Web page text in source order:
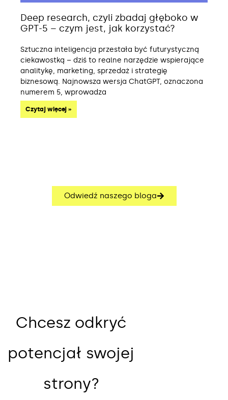
Deep research, czyli zbadaj głęboko w
GPT-5 – czym jest, jak korzystać?
Sztuczna inteligencja przestała być futurystyczną
ciekawostką – dziś to realne narzędzie wspierające
analitykę, marketing, sprzedaż i strategię
biznesową. Najnowsza wersja ChatGPT, oznaczona
numerem 5, wprowadza
Czytaj więcej »
Odwiedź naszego bloga
Chcesz odkryć
potencjał swojej
strony?